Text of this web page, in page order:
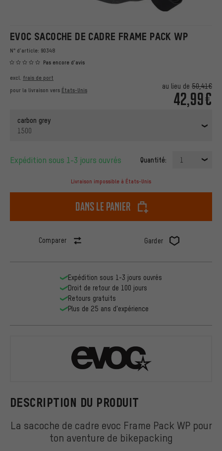
EVOC SACOCHE DE CADRE FRAME PACK WP
N° d'article: 90348
Pas encore d'avis
au lieu de 50,41€
42,99€
excl. frais de port
pour la livraison vers États-Unis
carbon grey
1500
Expédition sous 1-3 jours ouvrés Quantité: 1
Livraison impossible à États-Unis
dans le panier
Comparer Garder
DESCRIPTION DU PRODUIT
La sacoche de cadre evoc Frame Pack WP pour
ton aventure de bikepacking
Expédition sous 1-3 jours ouvrés
Droit de retour de 100 jours
Retours gratuits
Plus de 25 ans d'expérience